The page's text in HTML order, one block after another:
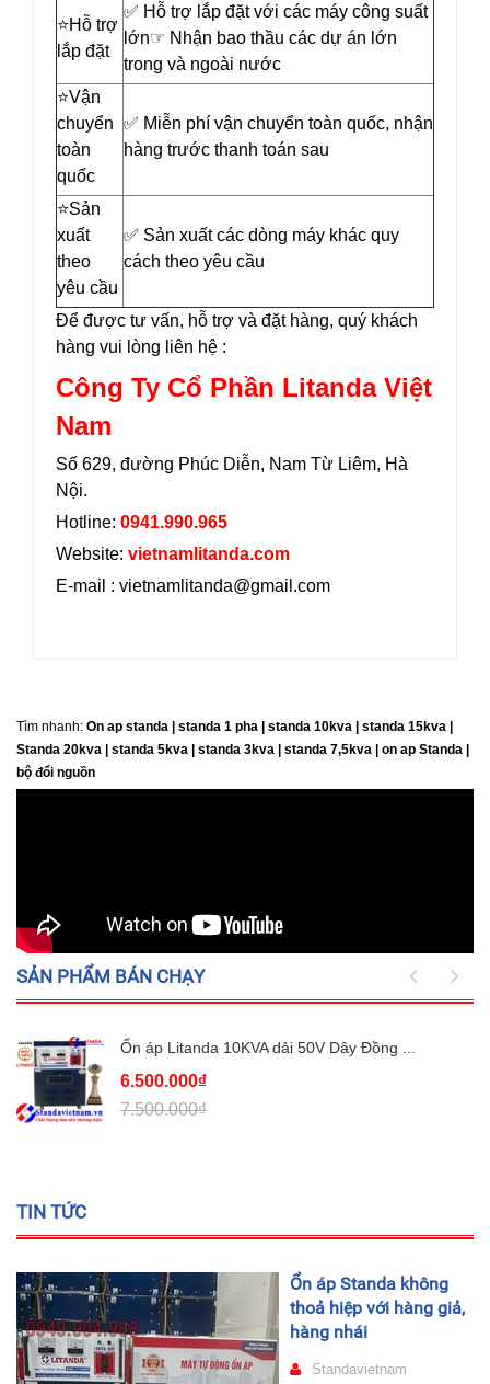
⭐️Hỗ trợ
lắp đặt
✅ Hỗ trợ lắp đặt với các máy công suất
lớn☞ Nhận bao thầu các dự án lớn
trong và ngoài nước
⭐️Vận
chuyển
toàn
quốc
✅ Miễn phí vận chuyển toàn quốc, nhận
hàng trước thanh toán sau
⭐️Sản
xuất
theo
yêu cầu
✅ Sản xuất các dòng máy khác quy
cách theo yêu cầu
Để được tư vấn, hỗ trợ và đặt hàng, quý khách
hàng vui lòng liên hệ :
Công Ty Cổ Phần Litanda Việt
Nam
Số 629, đường Phúc Diễn, Nam Từ Liêm, Hà
Nội.
Hotline: 0941.990.965
Website: vietnamlitanda.com
E-mail : vietnamlitanda@gmail.com
Tìm nhanh: On ap standa | standa 1 pha | standa 10kva | standa 15kva |
Standa 20kva | standa 5kva | standa 3kva | standa 7,5kva | on ap Standa |
bộ đổi nguồn
SẢN PHẨM BÁN CHẠY
Ổn áp Litanda 10KVA dải 50V Dây Đồng ...
6.500.000₫
7.500.000₫
TIN TỨC
Ổn áp Standa không
thoả hiệp với hàng giả,
hàng nhái
Standavietnam